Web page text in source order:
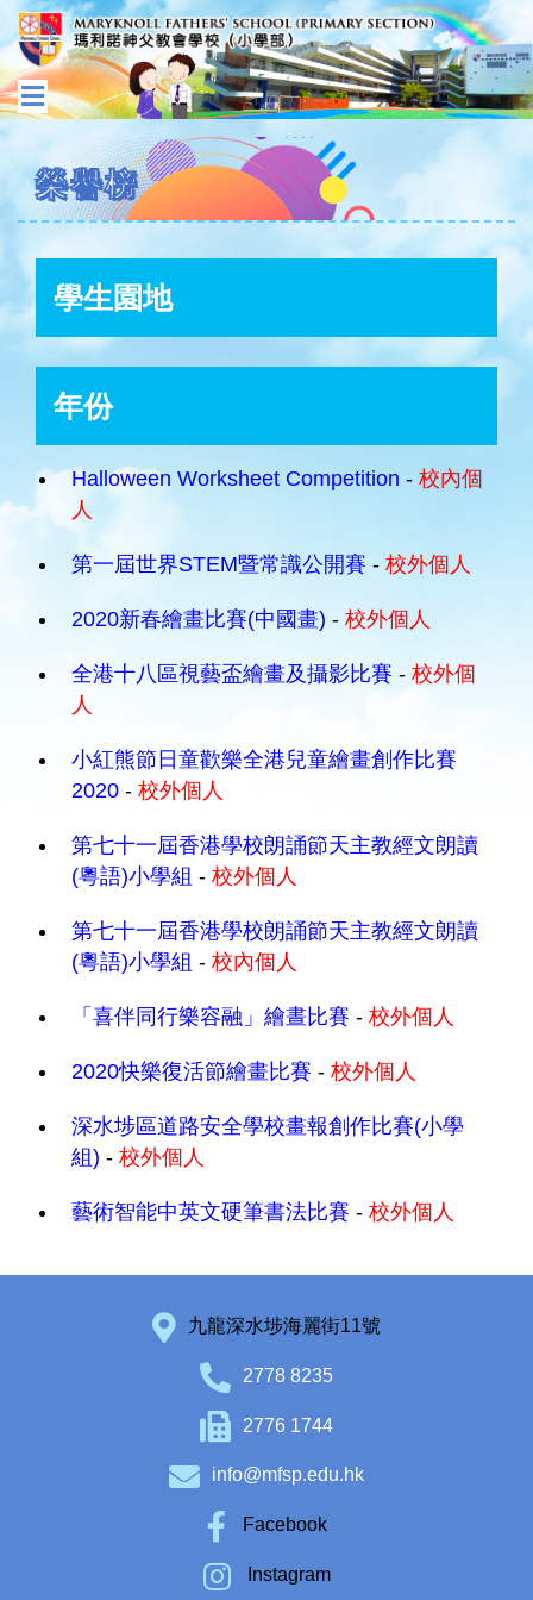
榮譽榜
學生園地
年份
Halloween Worksheet Competition - 校內個
人
第一屆世界STEM暨常識公開賽 - 校外個人
2020新春繪畫比賽(中國畫) - 校外個人
全港十八區視藝盃繪畫及攝影比賽 - 校外個
人
小紅熊節日童歡樂全港兒童繪畫創作比賽
2020 - 校外個人
第七十一屆香港學校朗誦節天主教經文朗讀
(粵語)小學組 - 校外個人
第七十一屆香港學校朗誦節天主教經文朗讀
(粵語)小學組 - 校內個人
「喜伴同行樂容融」繪晝比賽 - 校外個人
2020快樂復活節繪畫比賽 - 校外個人
深水埗區道路安全學校畫報創作比賽(小學
組) - 校外個人
藝術智能中英文硬筆書法比賽 - 校外個人
九龍深水埗海麗街11號
2778 8235
2776 1744
info@mfsp.edu.hk
Facebook
Instagram